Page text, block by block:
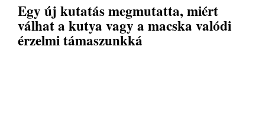
Egy új kutatás megmutatta, miért
válhat a kutya vagy a macska valódi
érzelmi támaszunkká